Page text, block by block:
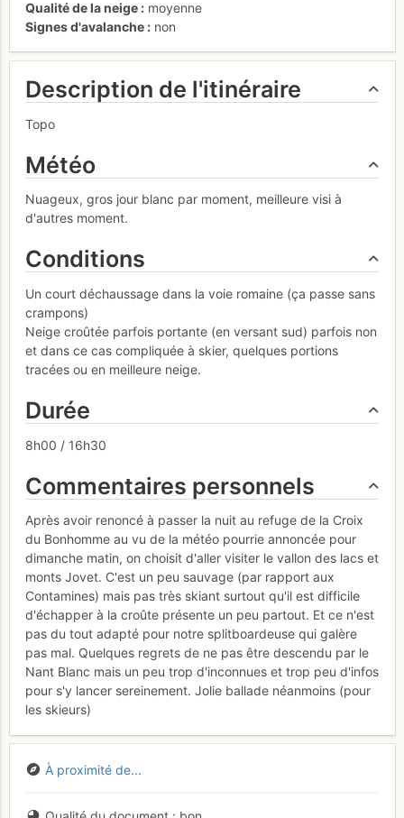
Qualité de la neige
moyenne
Signes d'avalanche
non
Description de l'itinéraire
Topo
Météo
Nuageux, gros jour blanc par moment, meilleure visi à
d'autres moment.
Conditions
Un court déchaussage dans la voie romaine (ça passe sans
crampons)
Neige croûtée parfois portante (en versant sud) parfois non
et dans ce cas compliquée à skier, quelques portions
tracées ou en meilleure neige.
Durée
8h00 / 16h30
Commentaires personnels
Après avoir renoncé à passer la nuit au refuge de la Croix
du Bonhomme au vu de la météo pourrie annoncée pour
dimanche matin, on choisit d'aller visiter le vallon des lacs et
monts Jovet. C'est un peu sauvage (par rapport aux
Contamines) mais pas très skiant surtout qu'il est difficile
d'échapper à la croûte présente un peu partout. Et ce n'est
pas du tout adapté pour notre splitboardeuse qui galère
pas mal. Quelques regrets de ne pas être descendu par le
Nant Blanc mais un peu trop d'inconnues et trop peu d'infos
pour s'y lancer sereinement. Jolie ballade néanmoins (pour
les skieurs)
À proximité de...